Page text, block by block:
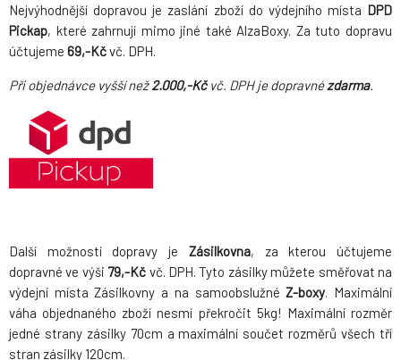
Nejvýhodnější dopravou je zaslání zboží do výdejního místa DPD
Pickap, které zahrnují mimo jiné také AlzaBoxy. Za tuto dopravu
účtujeme 69,-Kčvč. DPH.
Při objednávce vyšší než2.000,-Kčvč. DPH je dopravnézdarma.
Další možností dopravy je Zásilkovna, za kterou účtujeme
dopravné ve výši 79,-Kč vč. DPH. Tyto zásilky můžete směřovat na
výdejní místa Zásilkovny a na samoobslužnéZ-boxy . Maximální
váha objednaného zboží nesmí překročit 5kg! Maximální rozměr
jedné strany zásilky 70cm a maximální součet rozměrů všech tří
stran zásilky 120cm.